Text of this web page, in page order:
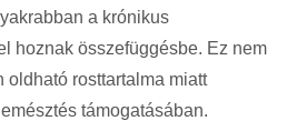
a krónikus
hoznak összefüggésbe. Ez nem
oldható rosttartalma miatt
támogatásában.